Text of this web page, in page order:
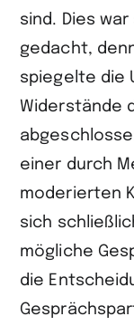
sind. Dies
gedacht,
spiegelte die
Widerstände
einer durch
moderierten
sich
mögliche
die